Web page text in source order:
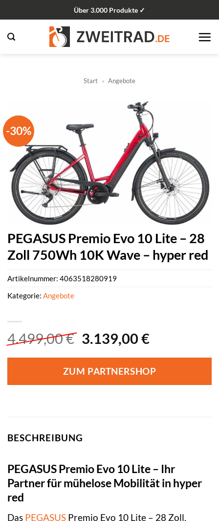
Inhalt
springen
Über 3.000 Produkte ✓
Start » Angebote
-30%
PEGASUS Premio Evo 10 Lite – 28
Zoll 750Wh 10K Wave – hyper red
4.499,00€ Ursprünglicher
war:
4.499,00 €
3.139,00 €Aktueller
ist:
3.139,00
ZUM PARTNERSHOP
Artikelnummer: 4063518280919
Kategorie: Angebote
BESCHREIBUNG
PEGASUS Premio Evo 10 Lite – Ihr
Partner für mühelose Mobilität in hyper
red
Das PEGASUS Premio Evo 10 Lite – 28 Zoll,